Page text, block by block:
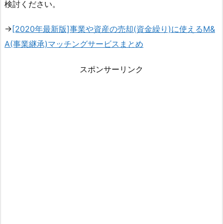
検討ください。
→ [2020年最新版]事業や資産の売却(資金繰り)に使えるM&
A(事業継承)マッチングサービスまとめ
スポンサーリンク